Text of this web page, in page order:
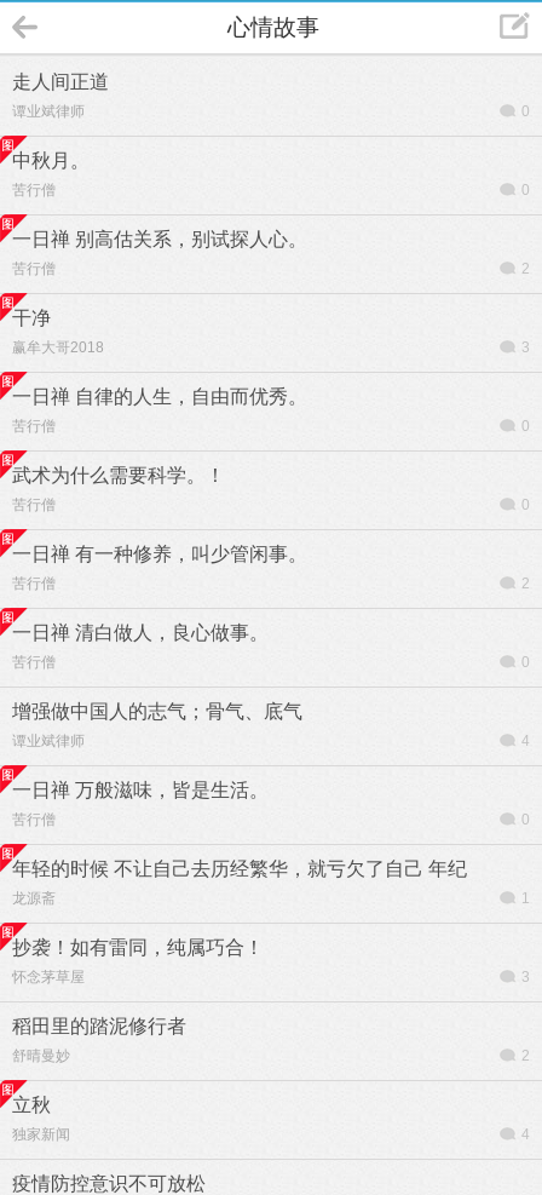
心情故事
走人间正道
谭业斌律师 0
中秋月。
苦行僧 0
一日禅 别高估关系，别试探人心。
苦行僧 2
干净
赢牟大哥2018 3
一日禅 自律的人生，自由而优秀。
苦行僧 0
武术为什么需要科学。！
苦行僧 0
一日禅 有一种修养，叫少管闲事。
苦行僧 2
一日禅 清白做人，良心做事。
苦行僧 0
增强做中国人的志气；骨气、底气
谭业斌律师 4
一日禅 万般滋味，皆是生活。
苦行僧 0
年轻的时候 不让自己去历经繁华，就亏欠了自己 年纪
龙源斋 1
抄袭！如有雷同，纯属巧合！
怀念茅草屋 3
稻田里的踏泥修行者
舒晴曼妙 2
立秋
独家新闻 4
疫情防控意识不可放松